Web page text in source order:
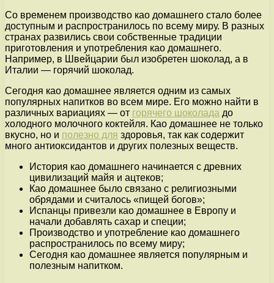
Со временем производство као домашнего стало более
доступным и распространилось по всему миру. В разных
странах развились свои собственные традиции
приготовления и употребления као домашнего.
Например, в Швейцарии был изобретен шоколад, а в
Италии — горячий шоколад.
Сегодня као домашнее является одним из самых
популярных напитков во всем мире. Его можно найти в
различных вариациях — от горячего шоколада до
холодного молочного коктейля. Као домашнее не только
вкусно, но и полезно для здоровья, так как содержит
много антиоксидантов и других полезных веществ.
История као домашнего начинается с древних
цивилизаций майя и ацтеков;
Као домашнее было связано с религиозными
обрядами и считалось «пищей богов»;
Испанцы привезли као домашнее в Европу и
начали добавлять сахар и специи;
Производство и употребление као домашнего
распространилось по всему миру;
Сегодня као домашнее является популярным и
полезным напитком.